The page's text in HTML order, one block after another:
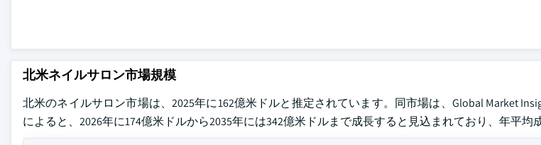
北米ネイルサロン市場規模
北米のネイルサロン市場は、2025年に162億米ドルと推定されています。同市場は、Global Market
によると、2026年に174億米ドルから2035年には342億米ドルまで成長すると見込まれており、年平均成